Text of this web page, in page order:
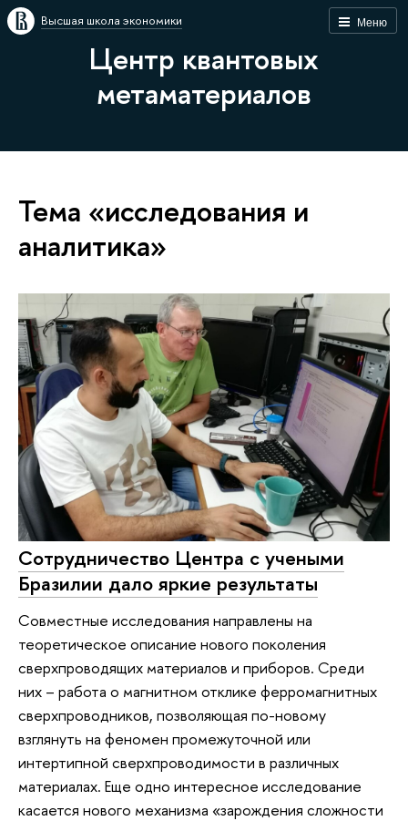
Меню
Высшая школа экономики
Центр квантовых
метаматериалов
Тема «исследования и
аналитика»
Сотрудничество Центра с учеными
Бразилии дало яркие результаты
Совместные исследования направлены на
теоретическое описание нового поколения
сверхпроводящих материалов и приборов. Среди
них – работа о магнитном отклике ферромагнитных
сверхпроводников, позволяющая по-новому
взглянуть на феномен промежуточной или
интертипной сверхпроводимости в различных
материалax. Еще одно интересное исследование
касается нового механизма «зарождения сложности